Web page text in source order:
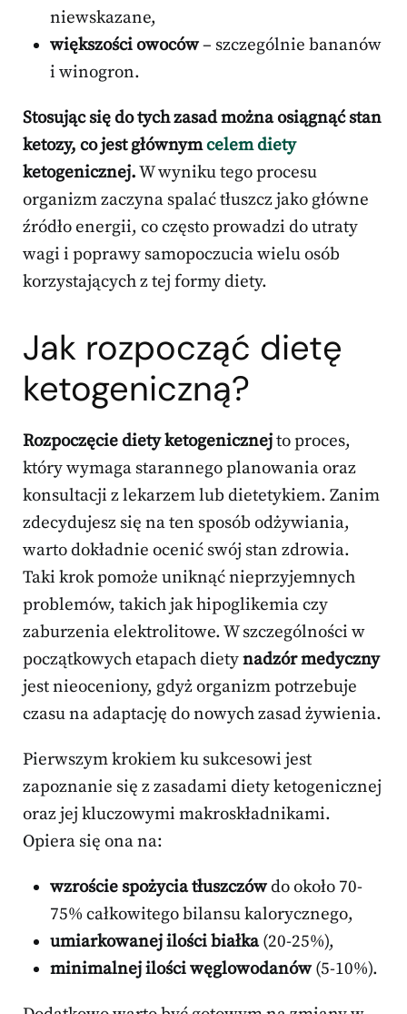
niewskazane,
większości owoców– szczególnie bananów
i winogron.
Stosując się do tych zasad można osiągnąć stan
ketozy, co jest głównymcelem diety
ketogenicznej.W wyniku tego procesu
organizm zaczyna spalać tłuszcz jako główne
źródło energii, co często prowadzi do utraty
wagi i poprawy samopoczucia wielu osób
korzystających z tej formy diety.
Jak rozpocząć dietę
ketogeniczną?
Rozpoczęcie diety ketogenicznejto proces,
który wymaga starannego planowania oraz
konsultacji z lekarzem lub dietetykiem. Zanim
zdecydujesz się na ten sposób odżywiania,
warto dokładnie ocenić swój stan zdrowia.
Taki krok pomoże uniknąć nieprzyjemnych
problemów, takich jak hipoglikemia czy
zaburzenia elektrolitowe. W szczególności w
początkowych etapach dietynadzór medyczny
jest nieoceniony, gdyż organizm potrzebuje
czasu na adaptację do nowych zasad żywienia.
Pierwszym krokiem ku sukcesowi jest
zapoznanie się z zasadami diety ketogenicznej
oraz jej kluczowymi makroskładnikami.
Opiera się ona na:
wzroście spożycia tłuszczówdo około 70-
75% całkowitego bilansu kalorycznego,
umiarkowanej ilości białka(20-25%),
minimalnej ilości węglowodanów (5-10%).